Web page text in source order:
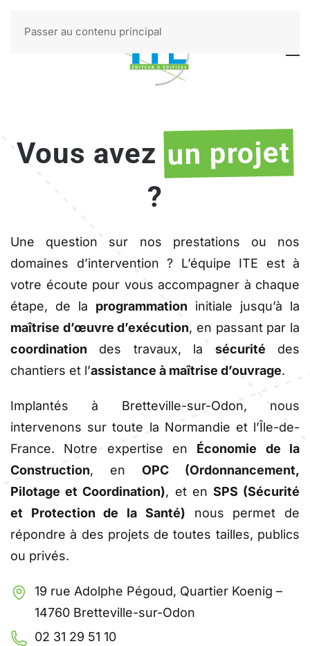
Passer au contenu principal
Vous avezun projet
?
Une question sur nos prestations ou nos
domaines d’intervention ? L’équipe ITE est à
votre écoute pour vous accompagner à chaque
étape, de la programmation initiale jusqu’à la
maîtrise d’œuvre d’exécution, en passant par la
coordination des travaux, la sécurité des
chantiers et l’assistance à maîtrise d’ouvrage.
Implantés à Bretteville-sur-Odon, nous
intervenons sur toute la Normandie et l’Île-de-
France. Notre expertise en Économie de la
Construction, en OPC (Ordonnancement,
Pilotage et Coordination), et en SPS (Sécurité
et Protection de la Santé) nous permet de
répondre à des projets de toutes tailles, publics
ou privés.
19 rue Adolphe Pégoud, Quartier Koenig –
14760 Bretteville-sur-Odon
02 31 29 51 10